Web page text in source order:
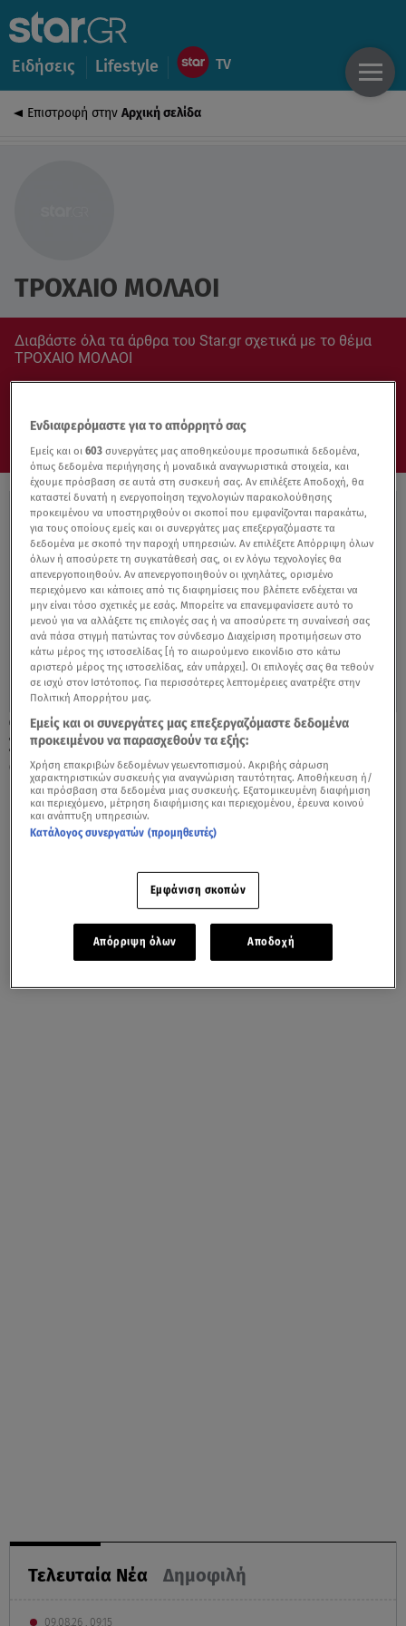
Ειδήσεις Lifestyle
Επιστροφή στην Αρχική σελίδα
ΤΡΟΧΑΙΟ ΜΟΛΑΟΙ
Διαβάστε όλα τα άρθρα του Star.gr σχετικά με το θέμα
ΤΡΟΧΑΙΟ ΜΟΛΑΟΙ
03.11.21, 15:26
Σκοτώθηκαν δύο αδέλφια στη Λακωνία -
Θανατηφόρο τροχαίο στους Μολάους
Τελευταία Νέα Δημοφιλή
09.08.26 , 09:15
Ενδιαφερόμαστε για το απόρρητό σας
Εμείς και οι603 συνεργάτες μας αποθηκεύουμε προσωπικά δεδομένα,
όπως δεδομένα περιήγησης ή μοναδικά αναγνωριστικά στοιχεία, και
έχουμε πρόσβαση σε αυτά στη συσκευή σας. Αν επιλέξετε Αποδοχή, θα
καταστεί δυνατή η ενεργοποίηση τεχνολογιών παρακολούθησης
προκειμένου να υποστηριχθούν οι σκοποί που εμφανίζονται παρακάτω,
για τους οποίους εμείς και οι συνεργάτες μας επεξεργαζόμαστε τα
δεδομένα με σκοπό την παροχή υπηρεσιών. Αν επιλέξετε Απόρριψη όλων
όλων ή αποσύρετε τη συγκατάθεσή σας, οι εν λόγω τεχνολογίες θα
απενεργοποιηθούν. Αν απενεργοποιηθούν οι ιχνηλάτες, ορισμένο
περιεχόμενο και κάποιες από τις διαφημίσεις που βλέπετε ενδέχεται να
μην είναι τόσο σχετικές με εσάς. Μπορείτε να επανεμφανίσετε αυτό το
μενού για να αλλάξετε τις επιλογές σας ή να αποσύρετε τη συναίνεσή σας
ανά πάσα στιγμή πατώντας τον σύνδεσμο Διαχείριση προτιμήσεων στο
κάτω μέρος της ιστοσελίδας [ή το αιωρούμενο εικονίδιο στο κάτω
αριστερό μέρος της ιστοσελίδας, εάν υπάρχει]. Οι επιλογές σας θα τεθούν
σε ισχύ στον Ιστότοπος. Για περισσότερες λεπτομέρειες ανατρέξτε στην
Πολιτική Απορρήτου μας.
Εμείς και οι συνεργάτες μας επεξεργαζόμαστε δεδομένα
προκειμένου να παρασχεθούν τα εξής:
Χρήση επακριβών δεδομένων γεωεντοπισμού. Ακριβής σάρωση
χαρακτηριστικών συσκευής για αναγνώριση ταυτότητας. Αποθήκευση ή/
και πρόσβαση στα δεδομένα μιας συσκευής. Εξατομικευμένη διαφήμιση
και περιεχόμενο, μέτρηση διαφήμισης και περιεχομένου, έρευνα κοινού
και ανάπτυξη υπηρεσιών.
Κατάλογος συνεργατών (προμηθευτές)
Εμφάνιση σκοπών
Απόρριψη όλων Αποδοχή